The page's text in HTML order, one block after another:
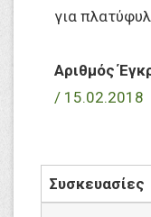
για
Αριθμός
/ 15.02.2018
Συσκευασίες